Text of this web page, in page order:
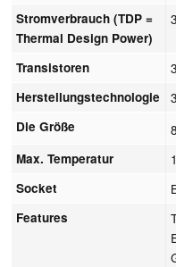
Stromverbrauch (TDP =
Thermal Design Power)
Transistoren
Herstellungstechnologie
Die Größe
Max. Temperatur
Socket
Features